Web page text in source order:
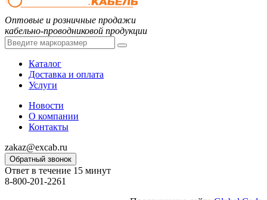
Оптовые и розничные продажи
кабельно-проводниковой продукции
Каталог
Доставка и оплата
Услуги
Новости
О компании
Контакты
zakaz@excab.ru
Обратный звонок
Ответ в течение 15 минут
8-800-201-2261